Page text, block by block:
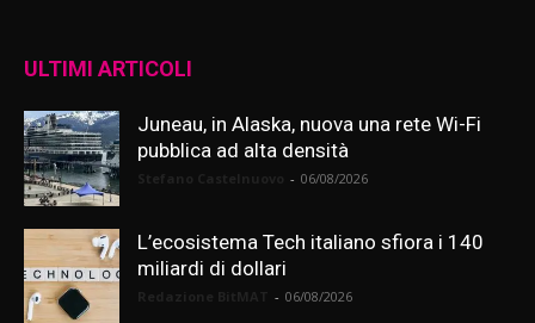
ULTIMI ARTICOLI
Juneau, in Alaska, nuova una rete Wi-Fi
pubblica ad alta densità
- 06/08/2026
L’ecosistema Tech italiano sfiora i 140
miliardi di dollari
- 06/08/2026